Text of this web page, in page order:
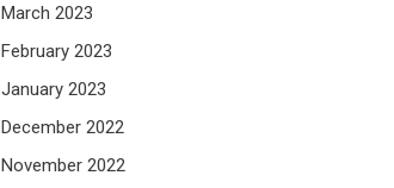
March 2023
February 2023
January 2023
December 2022
November 2022